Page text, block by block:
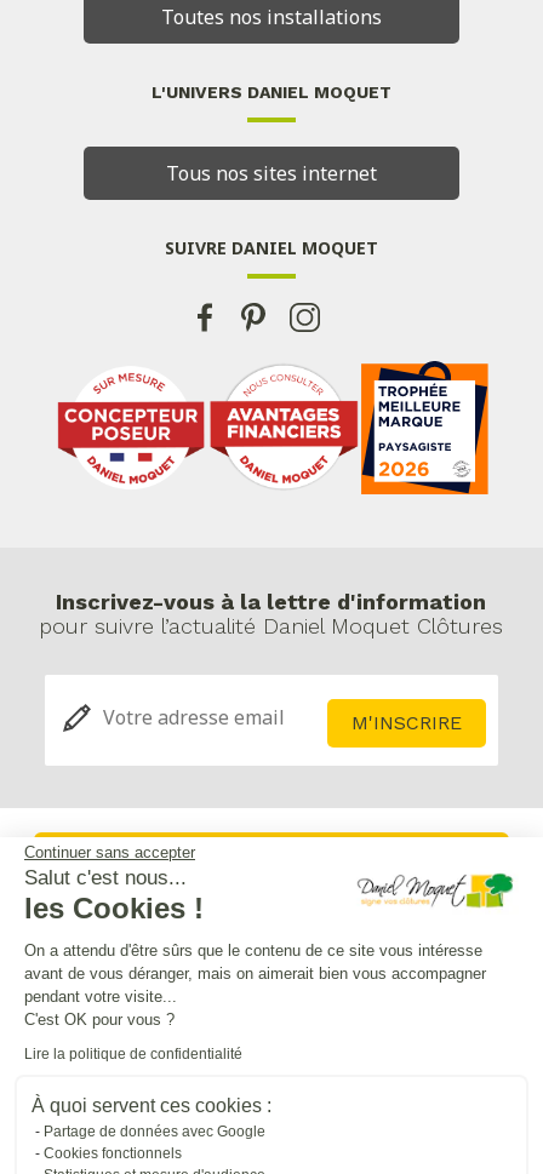
Continuer sans accepter
Salut c'est nous...
les Cookies !
On a attendu d'être sûrs que le contenu de ce site vous intéresse
avant de vous déranger, mais on aimerait bien vous accompagner
pendant votre visite...
C'est OK pour vous ?
Lire la politique de confidentialité
À quoi servent ces cookies :
Partage de données avec Google
Cookies fonctionnels
Toutes nos installations
L'UNIVERS DANIEL MOQUET
Tous nos sites internet
SUIVRE DANIEL MOQUET
Inscrivez-vous à la lettre d'information
pour suivre l’actualité Daniel Moquet Clôtures
Mentions légales
Crédits Agence de communication
Droit à l'oubli